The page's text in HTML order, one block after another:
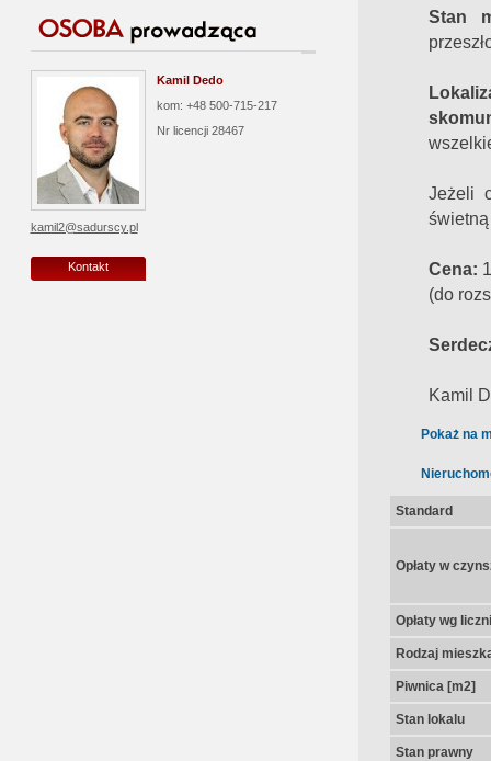
Kamil Dedo
kom: +48 500-715-217
Nr licencji 28467
kamil2@sadurscy.pl
Kontakt
Stan
Jeżeli
Cena:
(do
Kamil
Pokaż na
Standard
Opłaty w
Opłaty wg
Rodzaj
Piwnica [m2]
Stan lokalu
Stan prawny